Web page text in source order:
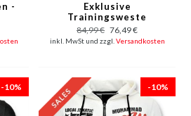
-
Exklusive
Trainingsweste
Männer - TMT Floyd
Mayweather - Weiß
84,99 € 76,49 €
inkl. MwSt und zzgl. Versandkosten
-10% -10%